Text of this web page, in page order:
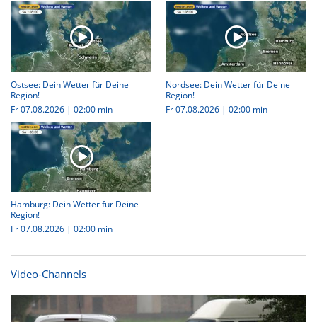
Ostsee: Dein Wetter für Deine
Region!
Fr 07.08.2026 | 02:00 min
Nordsee: Dein Wetter für Deine
Region!
Fr 07.08.2026 | 02:00 min
Hamburg: Dein Wetter für Deine
Region!
Fr 07.08.2026 | 02:00 min
Video-Channels